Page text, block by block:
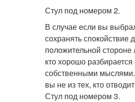
Стул под номером 2.
В случае если вы
сохранять
положительной
кто хорошо
собственными мыслями.
вы не из тех, кто
Стул под номером 3.